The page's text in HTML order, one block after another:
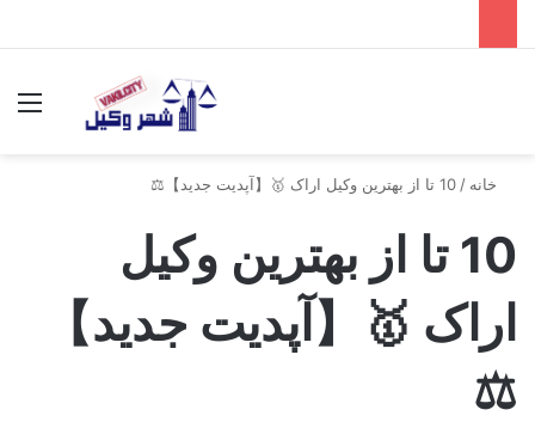
خانه / 10 تا از بهترین وکیل اراک 🥇【آپدیت جدید】⚖️
10 تا از بهترین وکیل
اراک 🥇【آپدیت جدید】
⚖️